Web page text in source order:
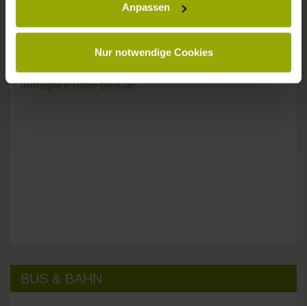
Anpassen
Nur notwendige Cookies
Wünsche, Fragen, Anregungen?
Wir sind gerne für Sie da:
Tel: +49 (0)761 - 385 480
info@park-hotel-post.de
BUS & BAHN